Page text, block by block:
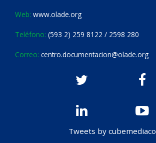
Web: www.olade.org
Teléfono: (593 2) 259 8122 / 2598 280
Correo: centro.documentacion@olade.org
Tweets by cubemediaco